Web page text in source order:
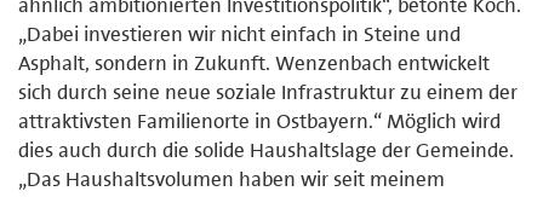
„Dabei investieren wir nicht einfach in Steine und
Asphalt, sondern in Zukunft. Wenzenbach entwickelt
sich durch seine neue soziale Infrastruktur zu einem der
attraktivsten Familienorte in Ostbayern.“ Möglich wird
dies auch durch die solide Haushaltslage der Gemeinde.
„Das Haushaltsvolumen haben wir seit meinem